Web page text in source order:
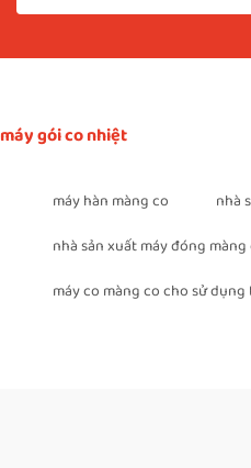
máy gói co nhiệt
máy hàn màng co
nhà
nhà sản xuất máy đóng màng
máy co màng co cho sử dụng